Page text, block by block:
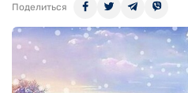
Поделиться